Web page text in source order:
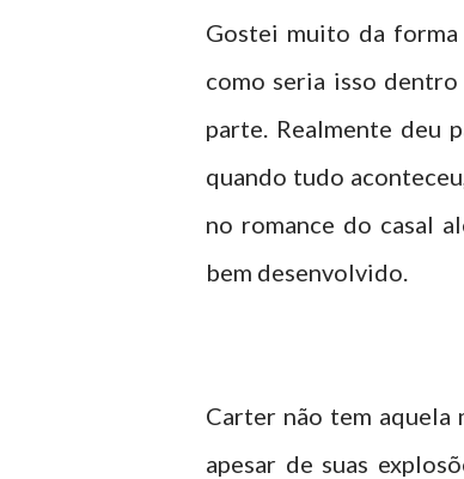
Gostei muito da
como seria isso
parte. Realmente deu
quando tudo
no romance do casal
bem desenvolvido.
Carter não tem aquela
apesar de suas